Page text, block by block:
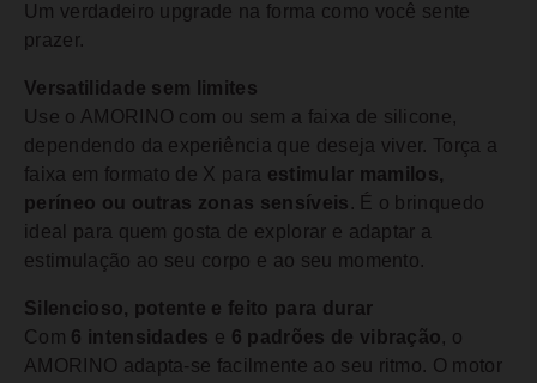
Um verdadeiro upgrade na forma como você sente
prazer.
Versatilidade sem limites
Use o AMORINO com ou sem a faixa de silicone,
dependendo da experiência que deseja viver. Torça a
faixa em formato de X para estimular mamilos,
períneo ou outras zonas sensíveis . É o brinquedo
ideal para quem gosta de explorar e adaptar a
estimulação ao seu corpo e ao seu momento.
Silencioso, potente e feito para durar
Com 6 intensidades e 6 padrões de vibração, o
AMORINO adapta-se facilmente ao seu ritmo. O motor